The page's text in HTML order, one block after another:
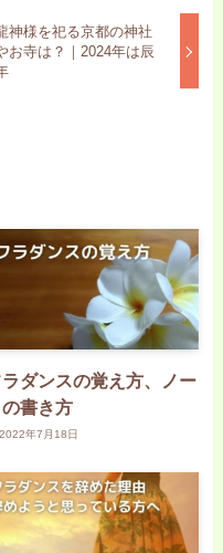
神様を祀る京都の神社
お寺は？｜2024年は辰
ダンスの覚え方、ノー
の書き方
2022年7月18日